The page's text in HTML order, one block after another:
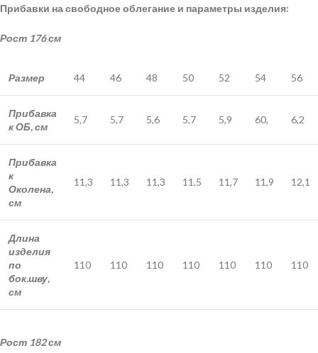
Прибавки на свободное облегание и параметры изделия:
Рост 176 см
Размер 44 46 48 50 52 54 56
Прибавка
к ОБ, см
5,7 5,7 5,6 5,7 5,9 60, 6,2
Прибавка
к
Околена,
см
11,3 11,3 11,3 11,5 11,7 11,9 12,1
Длина
изделия
по
бок.шву,
см
110 110 110 110 110 110 110
Рост 182 см